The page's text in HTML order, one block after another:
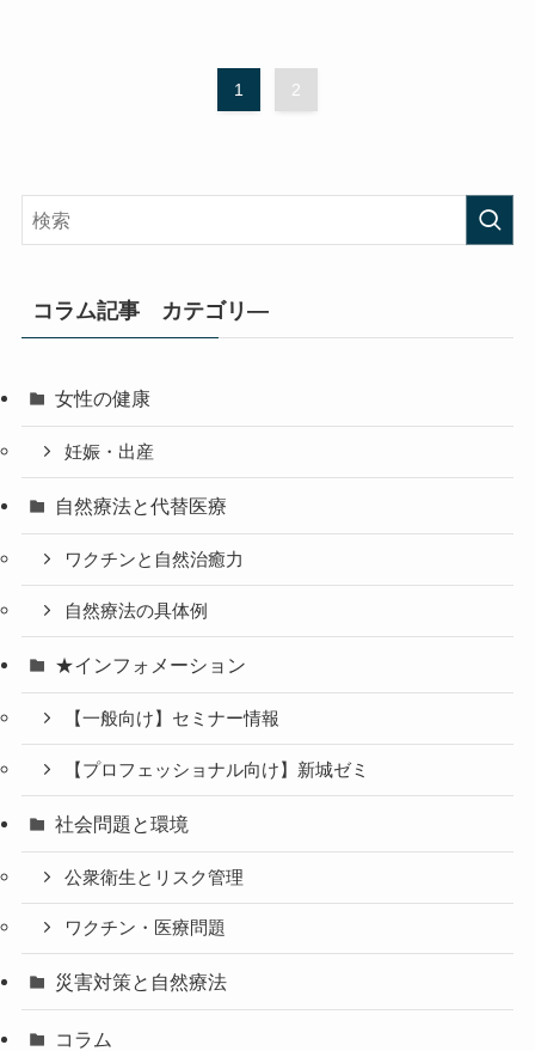
1 2
コラム記事 カテゴリ―
女性の健康
妊娠・出産
自然療法と代替医療
ワクチンと自然治癒力
自然療法の具体例
★インフォメーション
【一般向け】セミナー情報
【プロフェッショナル向け】新城ゼミ
社会問題と環境
公衆衛生とリスク管理
ワクチン・医療問題
災害対策と自然療法
コラム